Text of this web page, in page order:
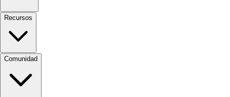
Recursos
Comunidad